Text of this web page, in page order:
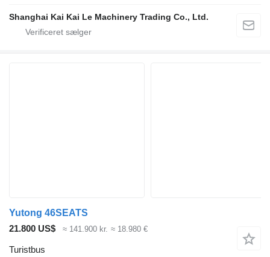
Shanghai Kai Kai Le Machinery Trading Co., Ltd.
Yutong 46SEATS
21.800 US$
≈ 141.900 kr. ≈ 18.980 €
Turistbus